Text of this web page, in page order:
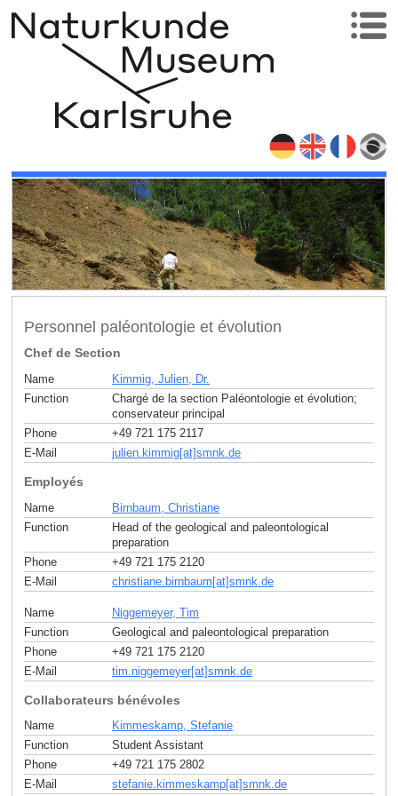
Personnel paléontologie et évolution
Chef de Section
Name
Kimmig, Julien, Dr.
Function
Chargé de la section Paléontologie et évolution;
conservateur principal
Phone
+49 721 175 2117
E-Mail
julien.kimmig[at]smnk.de
Employés
Name
Birnbaum, Christiane
Function
Head of the geological and paleontological
preparation
Phone
+49 721 175 2120
E-Mail
christiane.birnbaum[at]smnk de
Name
Niggemeyer, Tim
Function
Geological and paleontological preparation
Phone
+49 721 175 2120
E-Mail
tim.niggemeyer[at]smnk de
Collaborateurs bénévoles
Name
Kimmeskamp, Stefanie
Function
Student Assistant
Phone
+49 721 175 2802
E-Mail
stefanie.kimmeskamp[at]smnk.de